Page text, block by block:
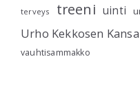
terveys treeni uinti
Urho Kekkosen
vauhtisammakko